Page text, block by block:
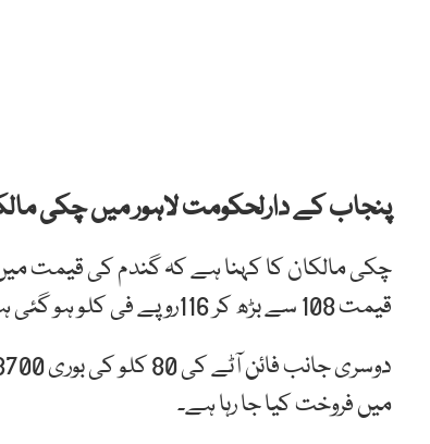
پنجاب کے دارلحکومت لاہور میں چکی مالکان نے آٹے
چکی مالکان کا کہنا ہے کہ گندم کی قیمت
قیمت 108 سے بڑھ کر 116روپے فی کلو ہو گئی ہے۔
میں فروخت کیا جا رہا ہے۔